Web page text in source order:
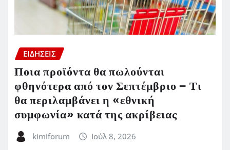
ΕΙΔΗΣΕΙΣ
Ποια προϊόντα θα πωλούνται
φθηνότερα από τον Σεπτέμβριο – Τι
θα περιλαμβάνει η «εθνική
συμφωνία» κατά της ακρίβειας
kimiforum Ιούλ 8, 2026